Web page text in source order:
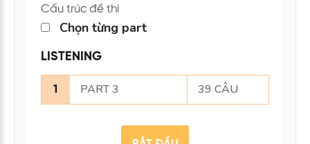
Cấu trúc đề thi
Chọn từng part
LISTENING
1 PART 3 39 CÂU